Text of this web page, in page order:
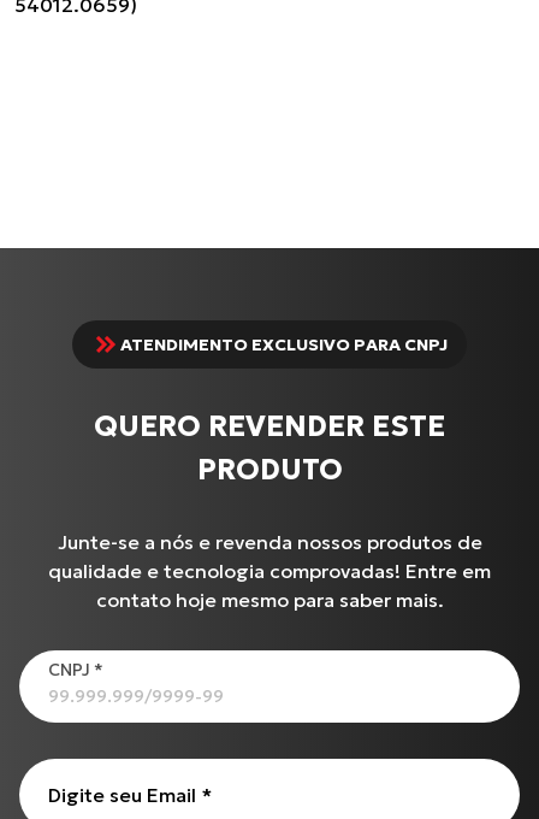
Produtos
Cabo de Acelerador para TIGER-855 i (99 até 00)
Cabo de Embreagem para INTERCEPTOR-650
CG-125
54012.0659)
ATENDIMENTO EXCLUSIVO PARA CNPJ
QUERO REVENDER ESTE
PRODUTO
Junte-se a nós e revenda nossos produtos de
qualidade e tecnologia comprovadas! Entre em
contato hoje mesmo para saber mais.
CNPJ *
Digite seu Email *